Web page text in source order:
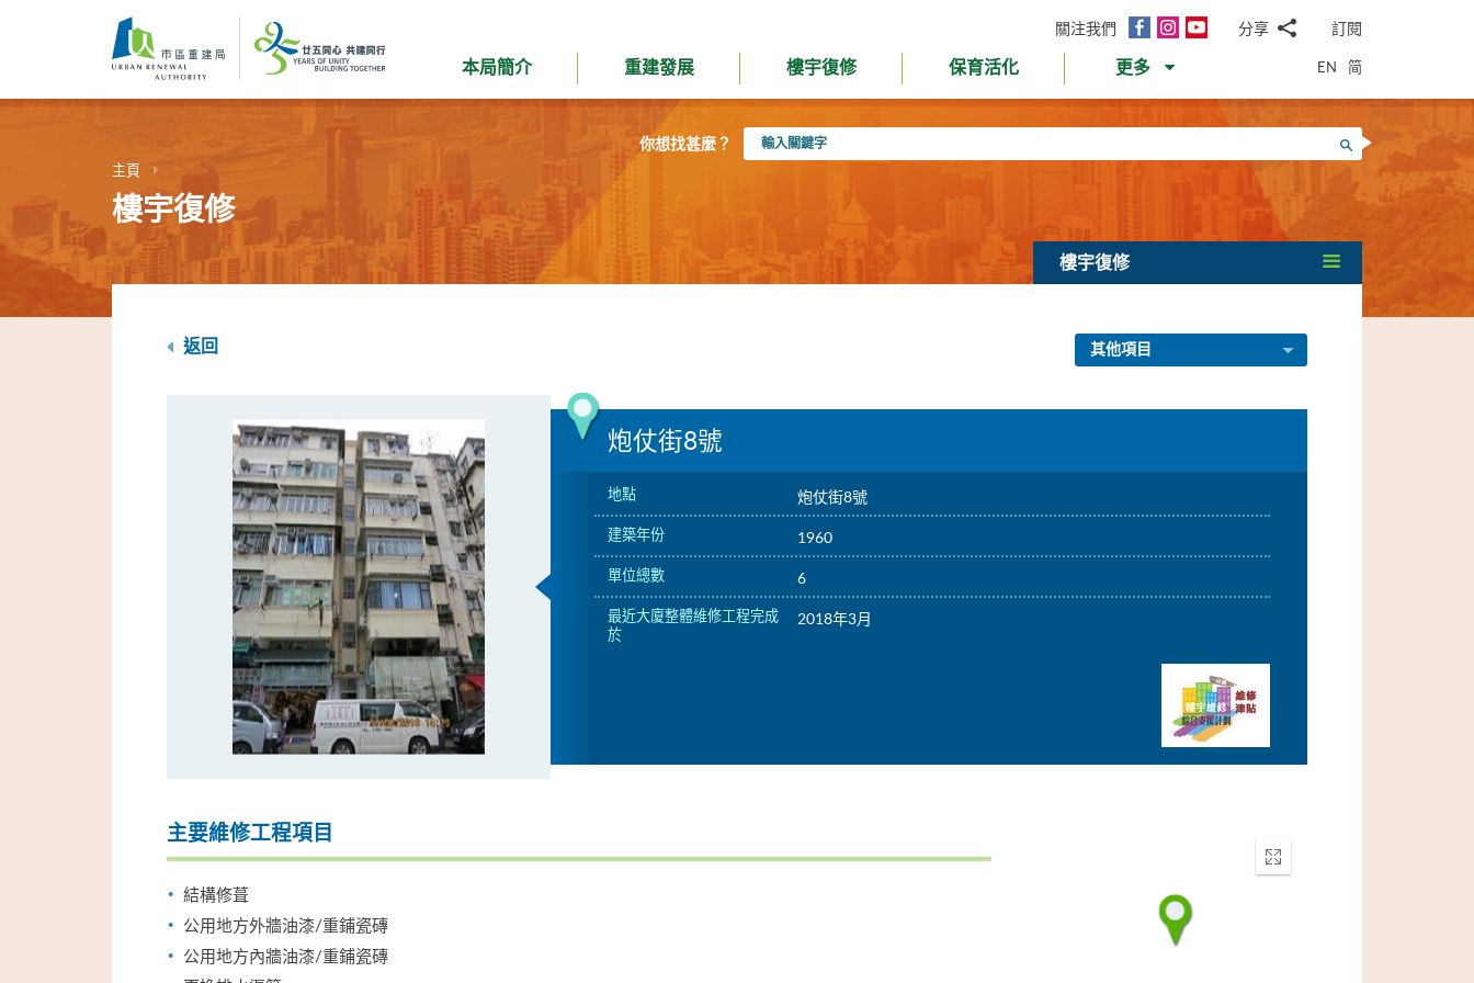
內
關注我們
面
InstagramYouTube分享
郵WhatsApp
微
信
面
書Twitter
LinkedIn
微
訂閱
本局簡介 重建發展 樓宇復修 保育活化 更多 EN 简
你想找甚麼？
入
搜尋
主頁
樓宇復修
樓宇復修
返回 其他項目
炮仗街8號
地點 炮仗街8號
建築年份 1960
單位總數 6
最近大廈整體維修工程完成
於
2018年3月
主要維修工程項目
結構修葺
公用地方外牆油漆/重鋪瓷磚
公用地方內牆油漆/重鋪瓷磚
Enter
fullscreen